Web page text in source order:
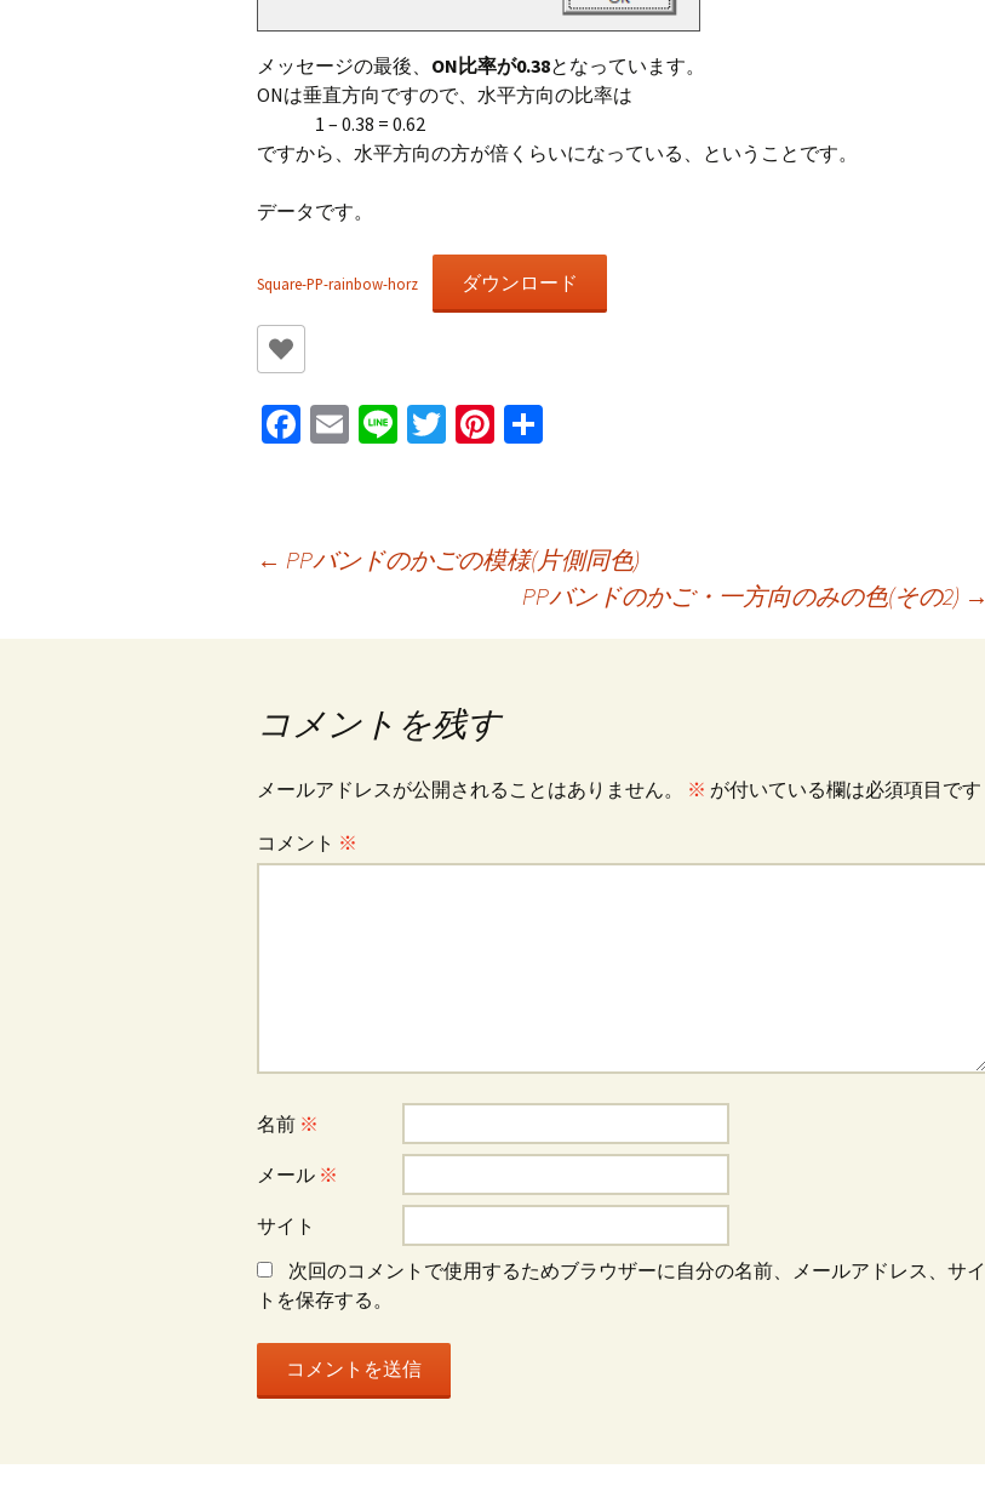
メッセージの最後、 ON比率が0.38となっています。
ONは垂直方向ですので、水平方向の比率は
1 – 0.38 = 0.62
ですから、水平方向の方が倍くらいになっている、ということです。
データです。
Square-PP-rainbow-horz ダウンロード
Fa
o
o
E
Li T
er
Pi
es
t
稿
← PPバンドのかごの模様(片側同色)
PPバンドのかご・一方向のみの色(その2) →
コメントを残す
メールアドレスが公開されることはありません。 ※ が付いている欄は必須項目です
コメント ※
名前 ※
メール ※
サイト
次回のコメントで使用するためブラウザーに自分の名前、メールアドレス、サイ
トを保存する。